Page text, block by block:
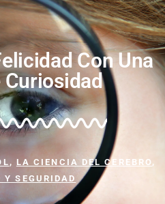
Con Una
Curiosidad
, LA CIENCIA DEL CEREBRO ,
Y SEGURIDAD